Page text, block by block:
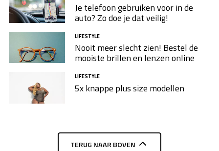
Je telefoon gebruiken voor in de
auto? Zo doe je dat veilig!
LIFESTYLE
Nooit meer slecht zien! Bestel de
mooiste brillen en lenzen online
LIFESTYLE
5x knappe plus size modellen​
TERUG NAAR BOVEN